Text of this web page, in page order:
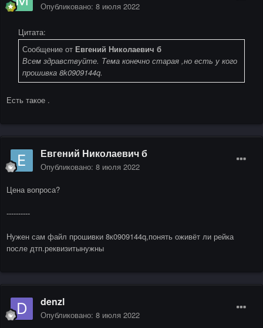
Опубликовано: 8 июля 2022
Цитата:
Сообщение от Евгений Николаевич б
Всем здравствуйте. Тема конечно старая ,но есть у кого
прошивка 8k0909144q.
Есть такое .
Евгений Николаевич б
Опубликовано: 8 июля 2022
Цена вопроса?
----------
Нужен сам файл прошивки 8к0909144q,понять оживёт ли рейка
после дтп.реквизитынужны
denzl
Опубликовано: 8 июля 2022